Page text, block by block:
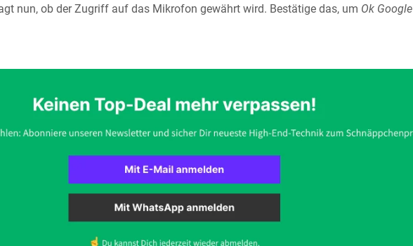
nun, ob der Zugriff auf das Mikrofon gewährt wird. Bestätige das, um Ok Google